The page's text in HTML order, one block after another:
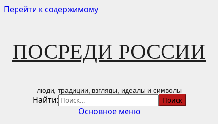
Перейти к содержимому
ПОСРЕДИ РОССИИ
люди, традиции, взгляды, идеалы и символы
Найти:
Основное меню